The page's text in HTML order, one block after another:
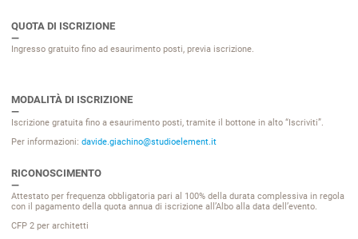
QUOTA DI ISCRIZIONE
Ingresso gratuito fino ad esaurimento posti, previa iscrizione.
MODALITÀ DI ISCRIZIONE
Iscrizione gratuita fino a esaurimento posti, tramite il bottone in alto “Iscriviti”.
Per informazioni: davide.giachino@studioelement.it
RICONOSCIMENTO
Attestato per frequenza obbligatoria pari al 100% della durata complessiva in regola
con il pagamento della quota annua di iscrizione all’Albo alla data dell’evento.
CFP 2 per architetti